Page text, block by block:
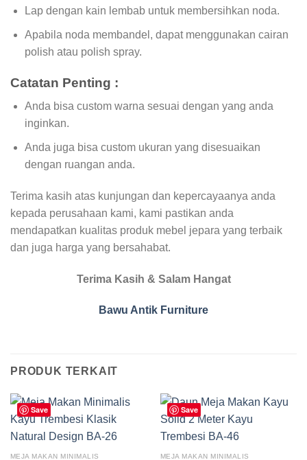
Lap dengan kain lembab untuk membersihkan noda.
Apabila noda membandel, dapat menggunakan cairan
polish atau polish spray.
Catatan Penting :
Anda bisa custom warna sesuai dengan yang anda
inginkan.
Anda juga bisa custom ukuran yang disesuaikan
dengan ruangan anda.
Terima kasih atas kunjungan dan kepercayaanya anda
kepada perusahaan kami, kami pastikan anda
mendapatkan kualitas produk mebel jepara yang terbaik
dan juga harga yang bersahabat.
Terima Kasih & Salam Hangat
Bawu Antik Furniture
PRODUK TERKAIT
Save
MEJA MAKAN MINIMALIS
Save
MEJA MAKAN MINIMALIS